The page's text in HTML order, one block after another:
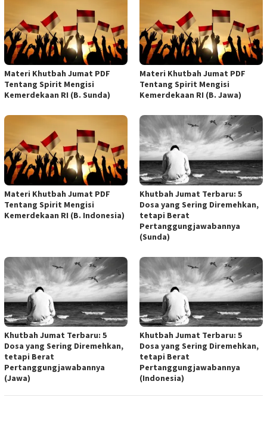
Materi Khutbah Jumat PDF
Tentang Spirit Mengisi
Kemerdekaan RI (B. Sunda)
Materi Khutbah Jumat PDF
Tentang Spirit Mengisi
Kemerdekaan RI (B. Jawa)
Materi Khutbah Jumat PDF
Tentang Spirit Mengisi
Kemerdekaan RI (B. Indonesia)
Khutbah Jumat Terbaru: 5
Dosa yang Sering Diremehkan,
tetapi Berat
Pertanggungjawabannya
(Sunda)
Khutbah Jumat Terbaru: 5
Dosa yang Sering Diremehkan,
tetapi Berat
Pertanggungjawabannya
(Jawa)
Khutbah Jumat Terbaru: 5
Dosa yang Sering Diremehkan,
tetapi Berat
Pertanggungjawabannya
(Indonesia)